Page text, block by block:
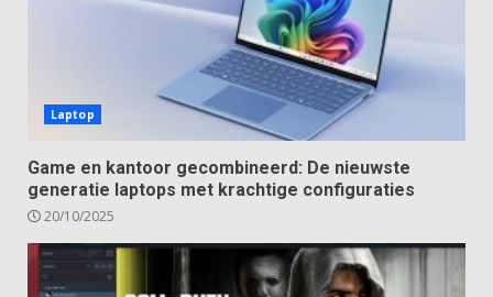
Laptop
Game en kantoor gecombineerd: De nieuwste
generatie laptops met krachtige configuraties
20/10/2025